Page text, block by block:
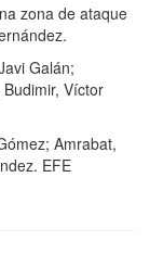
zona de ataque
Galán;
Víctor
Amrabat,
EFE